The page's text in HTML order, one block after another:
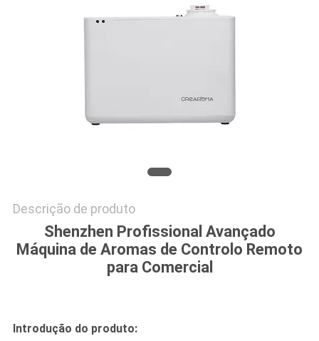
CITAÇÕES
PRIVACIDADE
Descrição de produto
Shenzhen Profissional Avançado
Máquina de Aromas de Controlo Remoto
para Comercial
Introdução do produto: